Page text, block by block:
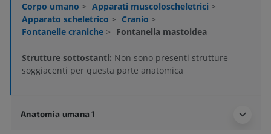
Corpo umano > Apparati muscoloscheletrici >
Apparato scheletrico > Cranio >
Fontanelle craniche > Fontanella mastoidea
Strutture sottostanti: Non sono presenti strutture
soggiacenti per questa parte anatomica
Anatomia umana 1